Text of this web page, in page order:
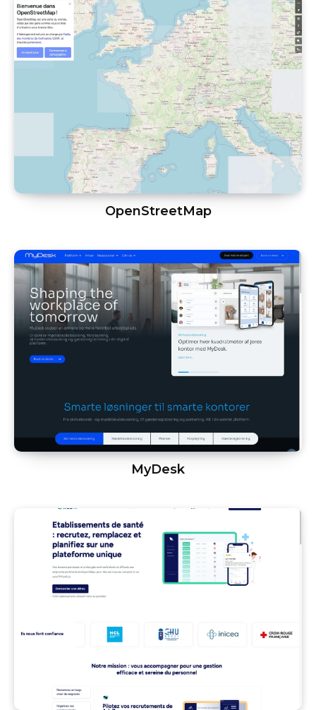
OpenStreetMap
MyDesk